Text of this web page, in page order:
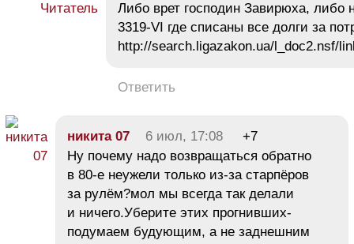
Либо врет господин Завирюха, либо
3319-VI где списаны все долги за
http://search.ligazakon.ua/l_doc2.nsf/
Ответить
никита 07 6 июл, 17:08
+7
Ну почему надо возвращаться обратно
в 80-е неужели только из-за старпёров
за рулём?мол мы всегда так делали
и ничего.Уберите этих прогнивших-
подумаем будующим, а не заднешним